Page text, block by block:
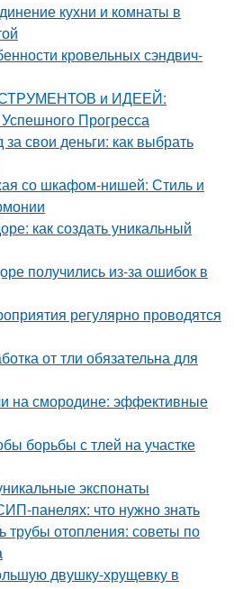
кухни и комнаты в
кровельных сэндвич-
и ИДЕЕЙ:
Прогресса
свои деньги: как выбрать
со шкафом-нишей: Стиль и
как создать уникальный
получились из-за ошибок в
регулярно проводятся
от тли обязательна для
на смородине: эффективные
борьбы с тлей на участке
экспонаты
панелях: что нужно знать
трубы отопления: советы по
двушку-хрущевку в